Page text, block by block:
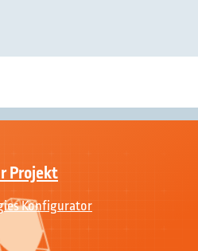
Projekt
Konfigurator